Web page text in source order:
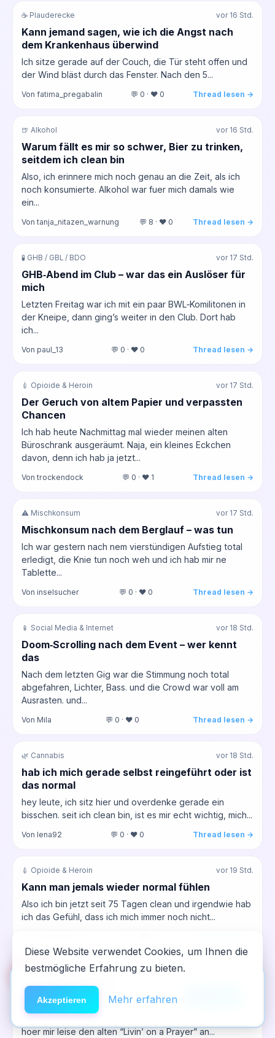
☕ Plauderecke vor 16 Std.
Kann jemand sagen, wie ich die Angst nach
dem Krankenhaus überwind
Ich sitze gerade auf der Couch, die Tür steht offen und
der Wind bläst durch das Fenster. Nach den 5...
Von fatima_pregabalin 💬 0 · ❤️ 0 Thread lesen →
🍺 Alkohol vor 16 Std.
Warum fällt es mir so schwer, Bier zu trinken,
seitdem ich clean bin
Also, ich erinnere mich noch genau an die Zeit, als ich
noch konsumierte. Alkohol war fuer mich damals wie
ein...
Von tanja_nitazen_warnung 💬 8 · ❤️ 0 Thread lesen →
🧪 GHB / GBL / BDO vor 17 Std.
GHB‑Abend im Club – war das ein Auslöser für
mich
Letzten Freitag war ich mit ein paar BWL‑Komilitonen in
der Kneipe, dann ging’s weiter in den Club. Dort hab
ich...
Von paul_13 💬 0 · ❤️ 0 Thread lesen →
💉 Opioide & Heroin vor 17 Std.
Der Geruch von altem Papier und verpassten
Chancen
Ich hab heute Nachmittag mal wieder meinen alten
Büroschrank ausgeräumt. Naja, ein kleines Eckchen
davon, denn ich hab ja jetzt...
Von trockendock 💬 0 · ❤️ 1 Thread lesen →
⚠️ Mischkonsum vor 17 Std.
Mischkonsum nach dem Berglauf – was tun
Ich war gestern nach nem vierstündigen Aufstieg total
erledigt, die Knie tun noch weh und ich hab mir ne
Tablette...
Von inselsucher 💬 0 · ❤️ 0 Thread lesen →
📱 Social Media & Internet vor 18 Std.
Doom‑Scrolling nach dem Event – wer kennt
das
Nach dem letzten Gig war die Stimmung noch total
abgefahren, Lichter, Bass. und die Crowd war voll am
Ausrasten. und...
Von Mila 💬 0 · ❤️ 0 Thread lesen →
🌿 Cannabis vor 18 Std.
hab ich mich gerade selbst reingeführt oder ist
das normal
hey leute, ich sitz hier und overdenke gerade ein
bisschen. seit ich clean bin, ist es mir echt wichtig, mich...
Von lena92 💬 0 · ❤️ 0 Thread lesen →
💉 Opioide & Heroin vor 19 Std.
Kann man jemals wieder normal fühlen
Also ich bin jetzt seit 75 Tagen clean und irgendwie hab
ich das Gefühl, dass ich mich immer noch nicht...
🎵 Musik & Medien
Welcher Song zieht mich zurück in die Kneipe,
ohne dass ich ausrutsche
hoer mir leise den alten “Livin’ on a Prayer” an...
🆘Hilfe
NeelixberliN auf dem Homescreen —
wie eine echte App.
Diese Website verwendet Cookies, um Ihnen die
bestmögliche Erfahrung zu bieten.
Akzeptieren Mehr erfahren